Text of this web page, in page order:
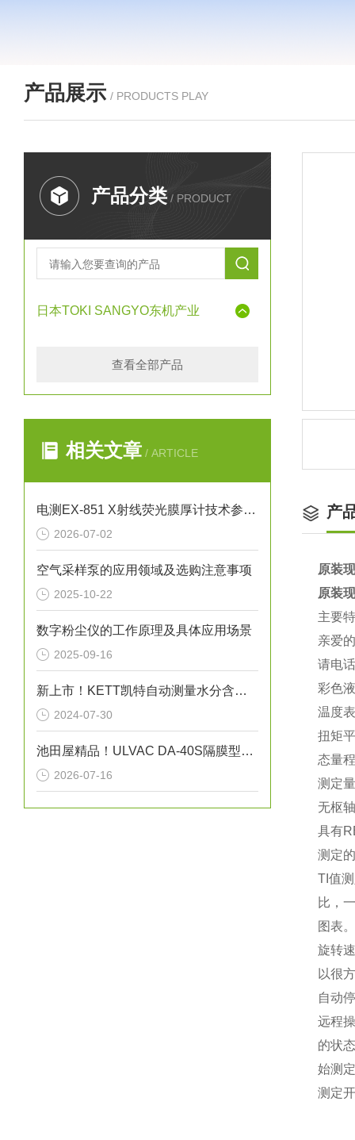
产品展示 / PRODUCTS PLAY
产品分类 / PRODUCT
日本TOKI SANGYO东机产业
查看全部产品
相关文章 / ARTICLE
电测EX-851 X射线荧光膜厚计技术参数与应用解析
2026-07-02
空气采样泵的应用领域及选购注意事项
2025-10-22
数字粉尘仪的工作原理及具体应用场景
2025-09-16
新上市！KETT凯特自动测量水分含量！在线水分仪KB-30
2024-07-30
池田屋精品！ULVAC DA-40S隔膜型干式真空泵
2026-07-16
产
原装
原装
主要
亲爱
请电
彩色
温度
扭矩
态量
测定
无枢
具有
测定
TI值
比，
图表
旋转
以很
自动
远程
的状
始测
测定